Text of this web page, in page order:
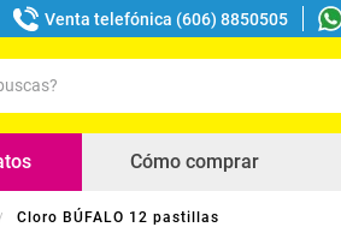
Venta telefónica (606) 8850505
Cómo comprar
Cloro BÚFALO 12 pastillas
buscados